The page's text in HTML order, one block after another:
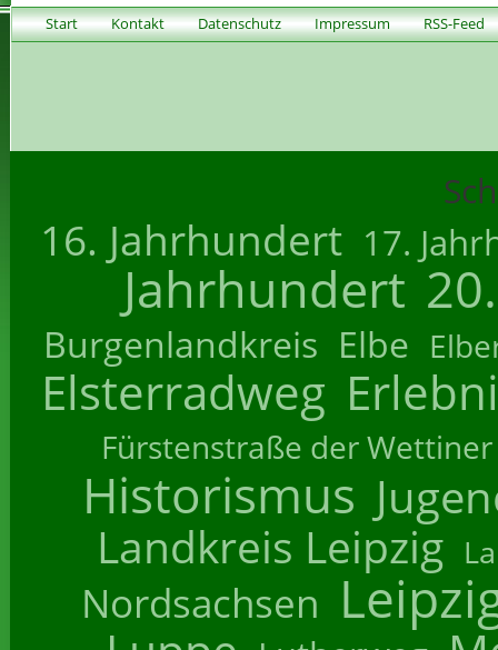
Start Kontakt Datenschutz Impressum RSS-Feed
16. Jahrhundert 17.
Jahrhundert
Burgenlandkreis Elbe
Elsterradweg
Fürstenstraße der Wettiner
Historismus
Landkreis Leipzig
Nordsachsen